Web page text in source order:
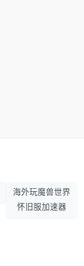
海外玩魔兽世界
怀旧服加速器